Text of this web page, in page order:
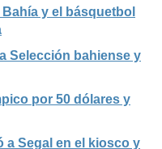
y el básquetbol
Selección bahiense y
por 50 dólares y
a Segal en el kiosco y